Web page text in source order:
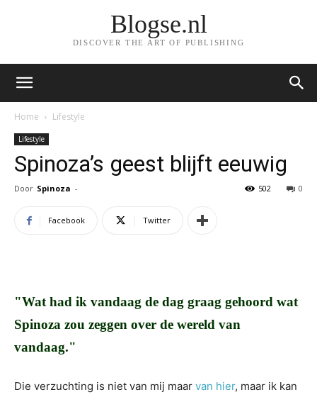
Blogse.nl
DISCOVER THE ART OF PUBLISHING
Home Lifestyle
Lifestyle
Spinoza’s geest blijft eeuwig
Door Spinoza - 0
502
Facebook Twitter
"Wat had ik vandaag de dag graag gehoord wat
Spinoza zou zeggen over de wereld van
vandaag."
Die verzuchting is niet van mij maar van hier, maar ik kan